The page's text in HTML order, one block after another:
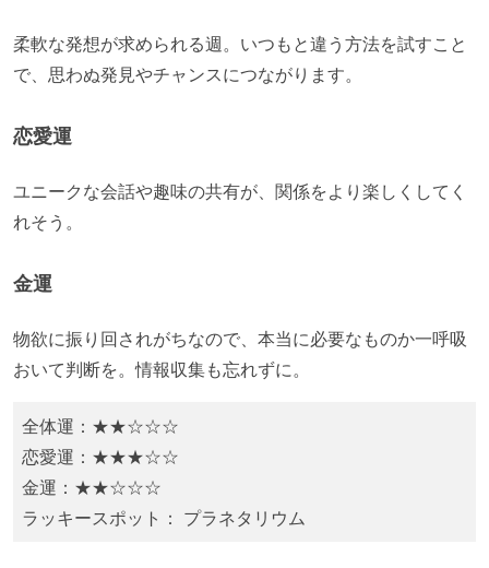
柔軟な発想が求められる週。いつもと違う方法を試すこと
で、思わぬ発見やチャンスにつながります。
恋愛運
ユニークな会話や趣味の共有が、関係をより楽しくしてく
れそう。
金運
物欲に振り回されがちなので、本当に必要なものか一呼吸
おいて判断を。情報収集も忘れずに。
全体運：★★☆☆☆
恋愛運：★★★☆☆
金運：★★☆☆☆
ラッキースポット： プラネタリウム